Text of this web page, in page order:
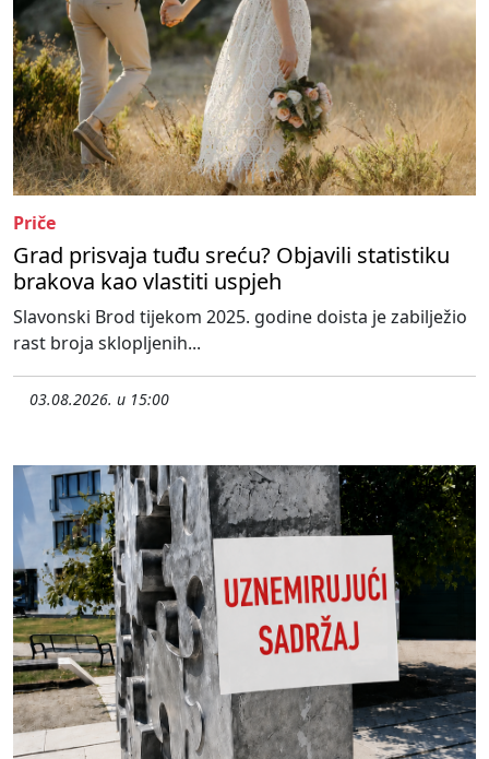
Priče
Grad prisvaja tuđu sreću? Objavili statistiku
brakova kao vlastiti uspjeh
Slavonski Brod tijekom 2025. godine doista je zabilježio
rast broja sklopljenih...
03.08.2026. u 15:00